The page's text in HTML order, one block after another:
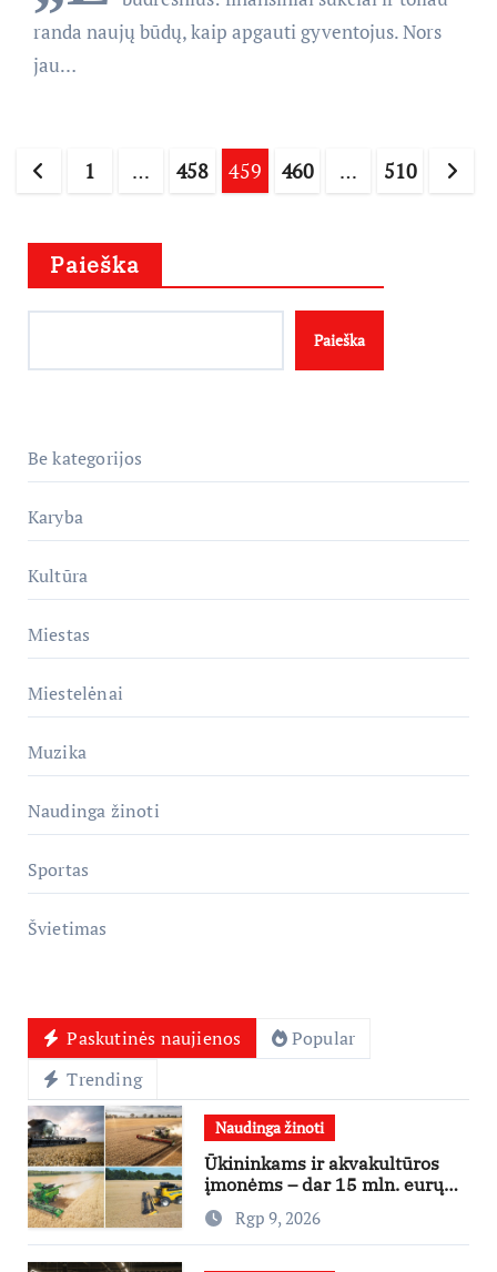
randa naujų būdų, kaip apgauti gyventojus. Nors
jau…
Įrašų
1 … 458 459 460 … 510
Paieška
Paieška
Be kategorijos
Karyba
Kultūra
Miestas
Miestelėnai
Muzika
Naudinga žinoti
Sportas
Švietimas
Paskutinės naujienos
Popular
Trending
Naudinga žinoti
Ūkininkams ir akvakultūros
įmonėms – dar 15 mln. eurų
lengvatinėms paskoloms
Rgp 9, 2026